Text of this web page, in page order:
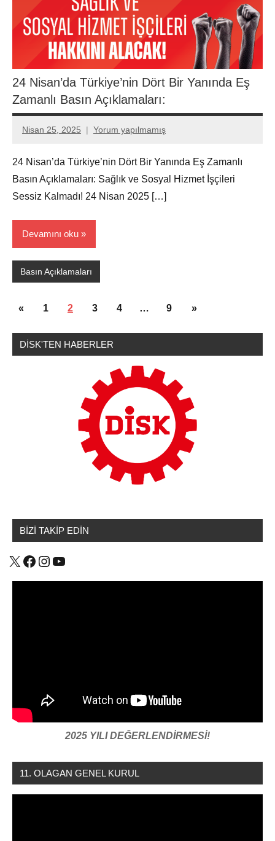
24 Nisan’da Türkiye’nin Dört Bir Yanında Eş
Zamanlı Basın Açıklamaları:
Nisan 25, 2025
Aksu
Yorum yapılmamış
24 Nisan’da Türkiye’nin Dört Bir Yanında Eş Zamanlı
Basın Açıklamaları: Sağlık ve Sosyal Hizmet İşçileri
Sessiz Kalmadı! 24 Nisan 2025 […]
Devamını oku
Basın Açıklamaları
Yazı
«Önceki
1 2 3 4 … 9
Sonraki
»
DİSK'TEN HABERLER
BİZİ TAKİP EDİN
X Facebook
Instagram
YouTube
2025 YILI DEĞERLENDİRMESİ!
11. OLAGAN GENEL KURUL